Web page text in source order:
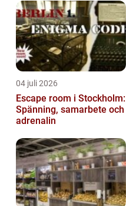
04 juli 2026
Escape room i Stockholm:
Spänning, samarbete och
adrenalin